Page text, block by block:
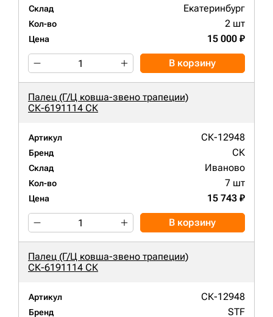
Склад Екатеринбург
Кол-во 2 шт
Цена 15 000 ₽
В корзину
Палец (Г/Ц ковша-звено трапеции)
СК-6191114 СК
Артикул СК-12948
Бренд СК
Склад Иваново
Кол-во 7 шт
Цена 15 743 ₽
В корзину
Палец (Г/Ц ковша-звено трапеции)
СК-6191114 СК
Артикул СК-12948
Бренд STF